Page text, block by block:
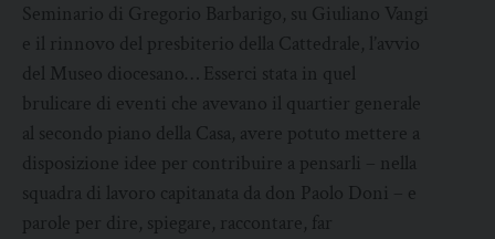
Seminario di Gregorio Barbarigo, su Giuliano Vangi
e il rinnovo del presbiterio della Cattedrale, l’avvio
del Museo diocesano… Esserci stata in quel
brulicare di eventi che avevano il quartier generale
al secondo piano della Casa, avere potuto mettere a
disposizione idee per contribuire a pensarli – nella
squadra di lavoro capitanata da don Paolo Doni – e
parole per dire, spiegare, raccontare, far